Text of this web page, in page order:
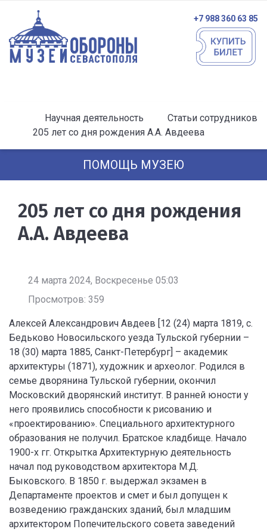
+7 988 360 63 85
Научная деятельность
Статьи сотрудников
205 лет со дня рождения А.А. Авдеева
ПОМОЩЬ МУЗЕЮ
205 лет со дня рождения
А.А. Авдеева
24 марта 2024, Воскресенье 05:03
Просмотров: 359
Алексей Александрович Авдеев [12 (24) марта 1819, с.
Бедьково Новосильского уезда Тульской губернии –
18 (30) марта 1885, Санкт-Петербург] – академик
архитектуры (1871), художник и археолог. Родился в
семье дворянина Тульской губернии, окончил
Московский дворянский институт. В ранней юности у
него проявились способности к рисованию и
«проектированию». Специального архитектурного
образования не получил. Братское кладбище. Начало
1900-х гг. Открытка Архитектурную деятельность
начал под руководством архитектора М.Д.
Быковского. В 1850 г. выдержал экзамен в
Департаменте проектов и смет и был допущен к
возведению гражданских зданий, был младшим
архитектором Попечительского совета заведений